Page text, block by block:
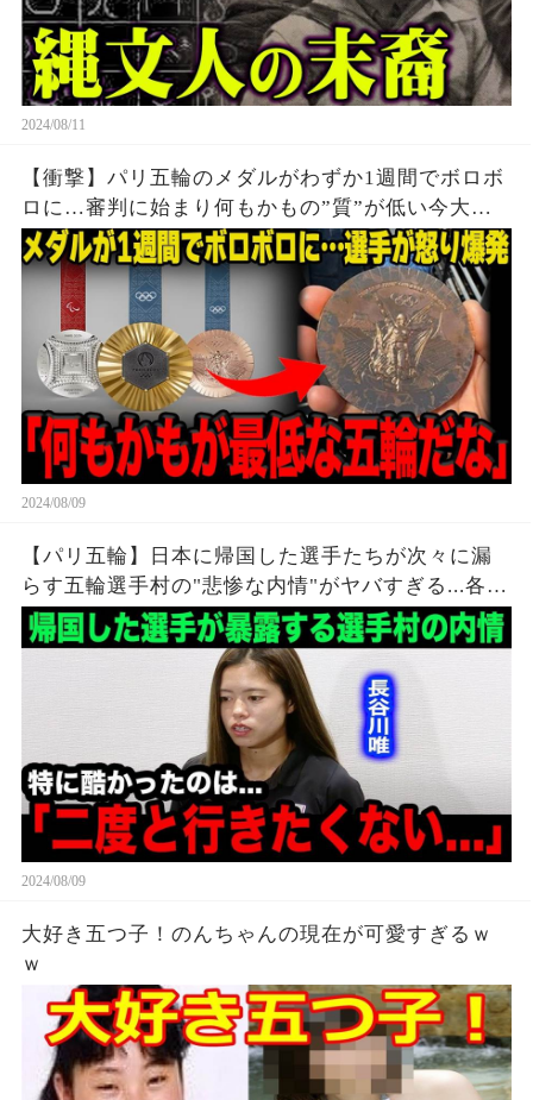
2024/08/11
【衝撃】パリ五輪のメダルがわずか1週間でボロボ
ロに…審判に始まり何もかもの”質”が低い今大会
に世界中から批判殺到…メダルの価値暴落で選手
達から怒りの声が止まらない…
2024/08/09
【パリ五輪】日本に帰国した選手たちが次々に漏
らす五輪選手村の"悲惨な内情"がヤバすぎる...各国
各所からも相次ぐ不満の本音が...【海外の反応】
2024/08/09
大好き五つ子！のんちゃんの現在が可愛すぎるｗ
ｗ